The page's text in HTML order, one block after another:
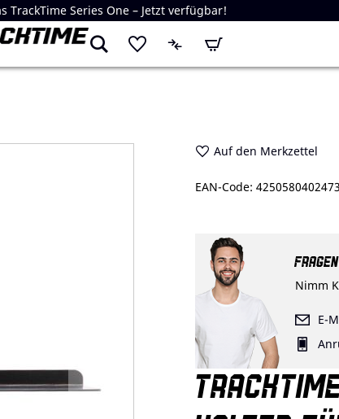
TrackTime Series One – Jetzt verfügbar!
Mein Warenkorb
Auf den Merkzettel
EAN-Code: 4250580402473
Nimm
E-